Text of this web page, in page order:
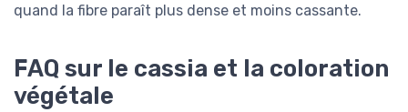
quand la fibre paraît plus dense et moins cassante.
FAQ sur le cassia et la coloration
végétale